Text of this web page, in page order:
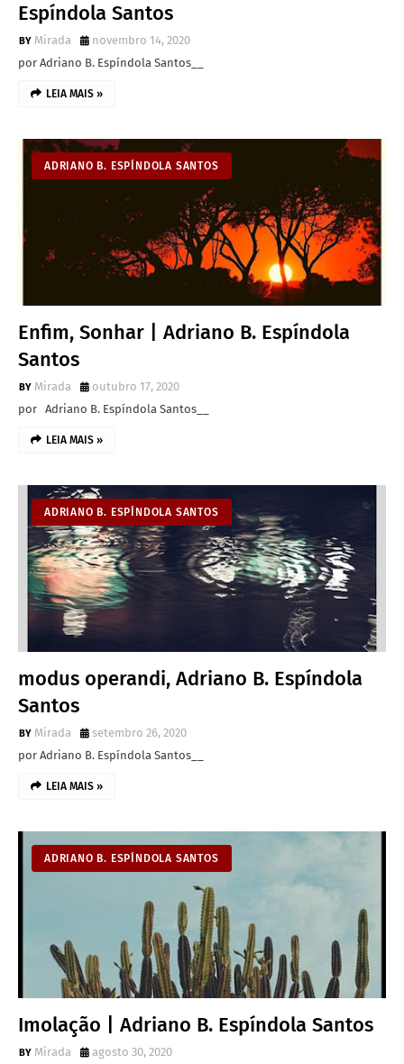
Espíndola Santos
Mirada
novembro 14, 2020
por Adriano B. Espíndola Santos__
LEIA MAIS »
ADRIANO B. ESPÍNDOLA SANTOS
Enfim, Sonhar | Adriano B. Espíndola
Santos
Mirada
outubro 17, 2020
por Adriano B. Espíndola Santos__
LEIA MAIS »
ADRIANO B. ESPÍNDOLA SANTOS
modus operandi, Adriano B. Espíndola
Santos
Mirada
setembro 26, 2020
por Adriano B. Espíndola Santos__
LEIA MAIS »
ADRIANO B. ESPÍNDOLA SANTOS
Imolação | Adriano B. Espíndola Santos
Mirada agosto 30, 2020